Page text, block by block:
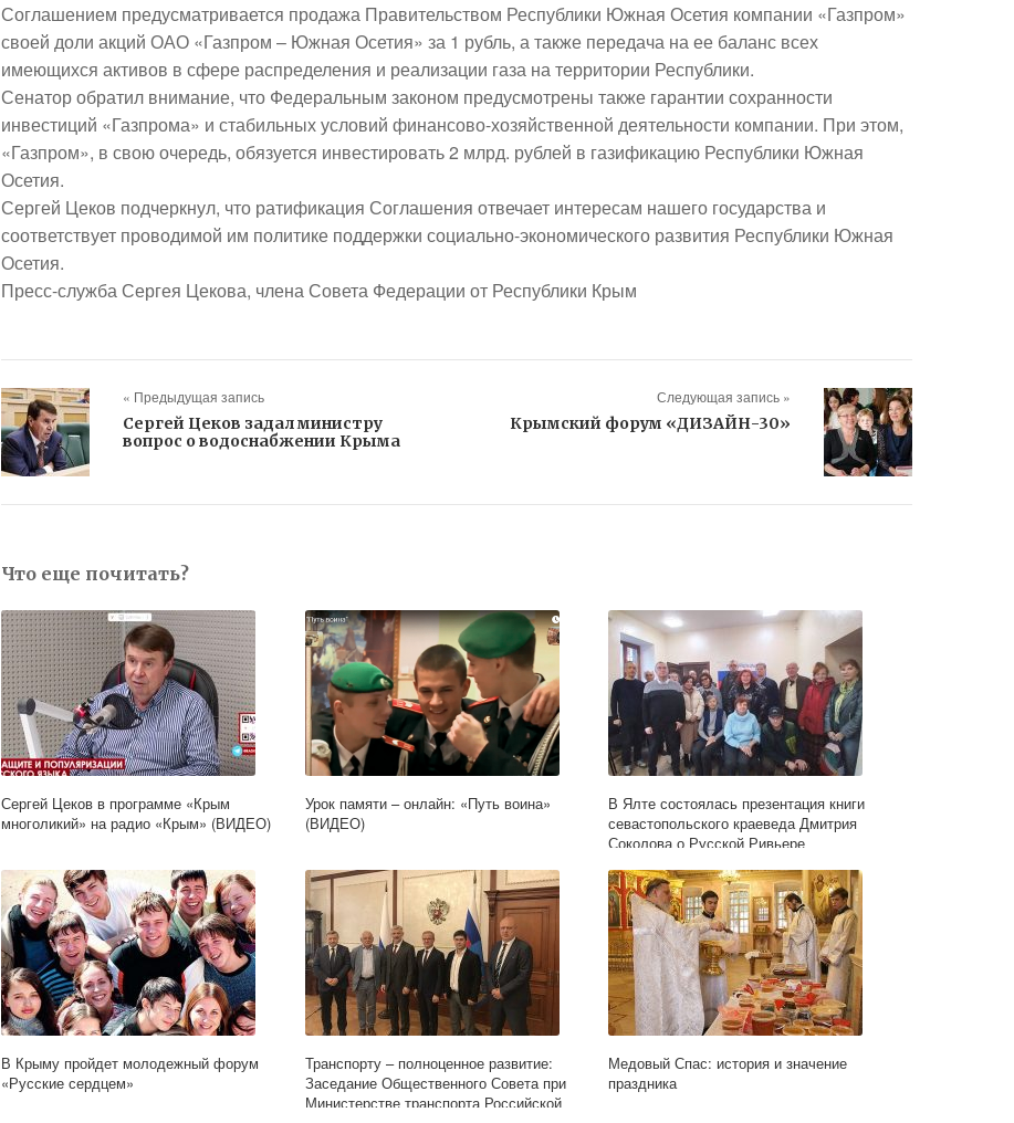
Соглашением предусматривается продажа Правительством Республики Южная Осетия компании «Газпром»
своей доли акций ОАО «Газпром – Южная Осетия» за 1 рубль, а также передача на ее баланс всех
имеющихся активов в сфере распределения и реализации газа на территории Республики.
Сенатор обратил внимание, что Федеральным законом предусмотрены также гарантии сохранности
инвестиций «Газпрома» и стабильных условий финансово-хозяйственной деятельности компании. При этом,
«Газпром», в свою очередь, обязуется инвестировать 2 млрд. рублей в газификацию Республики Южная
Осетия.
Сергей Цеков подчеркнул, что ратификация Соглашения отвечает интересам нашего государства и
соответствует проводимой им политике поддержки социально-экономического развития Республики Южная
Осетия.
Пресс-служба Сергея Цекова, члена Совета Федерации от Республики Крым
« Предыдущая запись
Сергей Цеков задал министру
вопрос о водоснабжении Крыма
Следующая запись »
Крымский форум «ДИЗАЙН-30»
Что еще почитать?
Сергей Цеков в программе «Крым
многоликий» на радио «Крым» (ВИДЕО)
Урок памяти – онлайн: «Путь воина»
(ВИДЕО)
В Ялте состоялась презентация книги
севастопольского краеведа Дмитрия
Соколова о Русской Ривьере
В Крыму пройдет молодежный форум
«Русские сердцем»
Транспорту – полноценное развитие:
Заседание Общественного Совета при
Министерстве транспорта Российской
Медовый Спас: история и значение
праздника